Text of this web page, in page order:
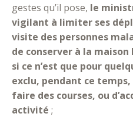
gestes qu’il pose, le
vigilant à limiter ses
visite des personnes
de conserver à la
si ce n’est que pour
exclu, pendant ce
faire des courses, ou
activité ;